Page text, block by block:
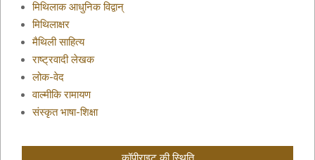
मिथिलाक आधुनिक विद्वान्
मिथिलाक्षर
मैथिली साहित्य
राष्ट्रवादी लेखक
लोक-वेद
वाल्मीकि रामायण
संस्कृत भाषा-शिक्षा